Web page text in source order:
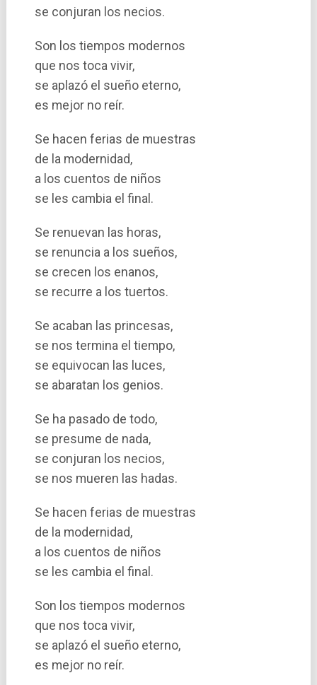
se conjuran los necios.
Son los tiempos modernos
que nos toca vivir,
se aplazó el sueño eterno,
es mejor no reí­r.
Se hacen ferias de muestras
de la modernidad,
a los cuentos de niños
se les cambia el final.
Se renuevan las horas,
se renuncia a los sueños,
se crecen los enanos,
se recurre a los tuertos.
Se acaban las princesas,
se nos termina el tiempo,
se equivocan las luces,
se abaratan los genios.
Se ha pasado de todo,
se presume de nada,
se conjuran los necios,
se nos mueren las hadas.
Se hacen ferias de muestras
de la modernidad,
a los cuentos de niños
se les cambia el final.
Son los tiempos modernos
que nos toca vivir,
se aplazó el sueño eterno,
es mejor no reí­r.